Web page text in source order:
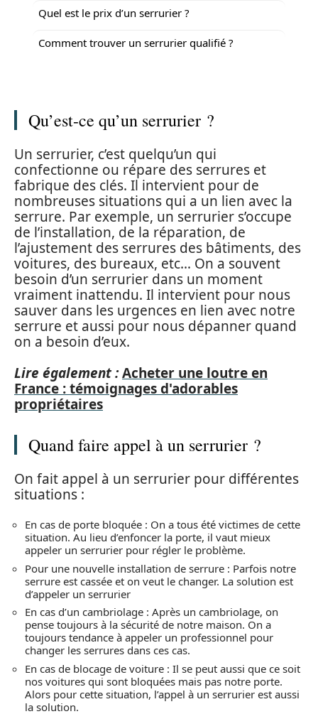
Quel est le prix d’un serrurier ?
Comment trouver un serrurier qualifié ?
Qu’est-ce qu’un serrurier ?
Un serrurier, c’est quelqu’un qui
confectionne ou répare des serrures et
fabrique des clés. Il intervient pour de
nombreuses situations qui a un lien avec la
serrure. Par exemple, un serrurier s’occupe
de l’installation, de la réparation, de
l’ajustement des serrures des bâtiments, des
voitures, des bureaux, etc… On a souvent
besoin d’un serrurier dans un moment
vraiment inattendu. Il intervient pour nous
sauver dans les urgences en lien avec notre
serrure et aussi pour nous dépanner quand
on a besoin d’eux.
Lire également :Acheter une loutre en
France : témoignages d'adorables
propriétaires
Quand faire appel à un serrurier ?
On fait appel à un serrurier pour différentes
situations :
En cas de porte bloquée : On a tous été victimes de cette
situation. Au lieu d’enfoncer la porte, il vaut mieux
appeler un serrurier pour régler le problème.
Pour une nouvelle installation de serrure : Parfois notre
serrure est cassée et on veut le changer. La solution est
d’appeler un serrurier
En cas d’un cambriolage : Après un cambriolage, on
pense toujours à la sécurité de notre maison. On a
toujours tendance à appeler un professionnel pour
changer les serrures dans ces cas.
En cas de blocage de voiture : Il se peut aussi que ce soit
nos voitures qui sont bloquées mais pas notre porte.
Alors pour cette situation, l’appel à un serrurier est aussi
la solution.